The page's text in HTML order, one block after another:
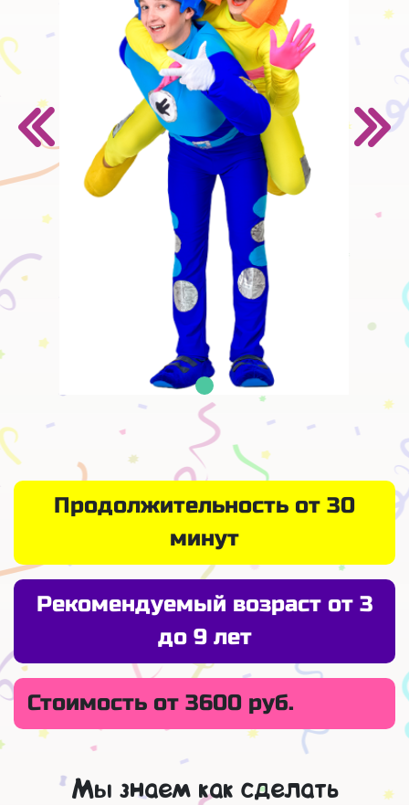
Продолжительность от 30
минут
Рекомендуемый возраст от 3
до 9 лет
Стоимость от 3600 руб.
Мы знаем как сделать